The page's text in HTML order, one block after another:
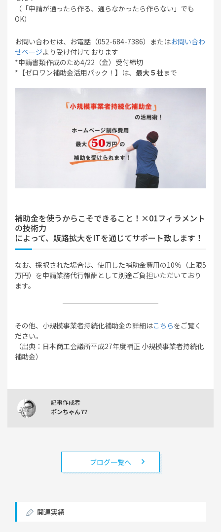
（「申請が通ったら作る、通らなかったら作らない」でも
OK）
お問い合わせは、お電話（052-684-7386）またはお問い合わ
せページより受け付けております
*申請書類作成のため4/22（金）受付締切
*【ゼロワン補助金活用パック！】は、 最大５社まで
補助金を使うからこそできること！×01フィラメント
の技術力
によって、販路拡大をITを通じてサポート致します！
なお、採択された場合は、使用した補助金費用の10％（上限5
万円）を申請業務代行報酬として別途ご負担いただいており
ます。
その他、小規模事業者持続化補助金の詳細はこちらをご覧く
ださい。
（出典：日本商工会議所平成27年度補正 小規模事業者持続化
補助金）
記事作成者
ポンちゃん77
ブログ一覧へ
関連実績